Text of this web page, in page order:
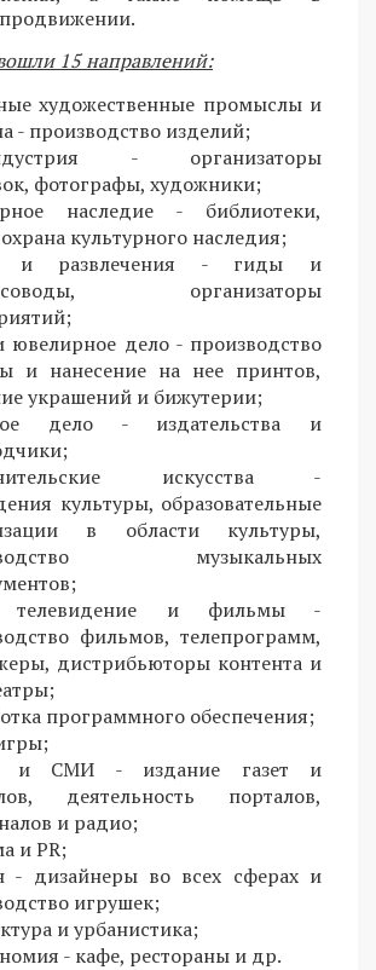
15 направлений:
художественные промыслы и
- производство изделий;
- организаторы
фотографы, художники;
наследие - библиотеки,
культурного наследия;
и развлечения - гиды и
организаторы
ювелирное дело - производство
и нанесение на нее принтов,
украшений и бижутерии;
дело - издательства и
искусства -
культуры, образовательные
в области культуры,
музыкальных
телевидение и фильмы -
фильмов, телепрограмм,
дистрибьюторы контента и
программного обеспечения;
и СМИ - издание газет и
деятельность порталов,
и радио;
и PR;
- дизайнеры во всех сферах и
игрушек;
и урбанистика;
- кафе, рестораны и др.